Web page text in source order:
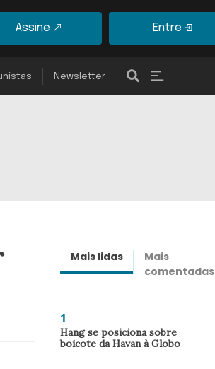
Assine Entre
Newsletter
Mais lidas
Mais
comentadas
1
Hang se posiciona sobre
boicote da Havan à Globo